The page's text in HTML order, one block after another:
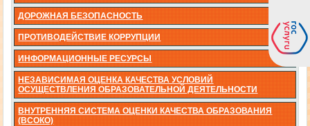
ДОРОЖНАЯ БЕЗОПАСНОСТЬ
ПРОТИВОДЕЙСТВИЕ КОРРУПЦИИ
ИНФОРМАЦИОННЫЕ РЕСУРСЫ
НЕЗАВИСИМАЯ ОЦЕНКА КАЧЕСТВА УСЛОВИЙ
ОСУЩЕСТВЛЕНИЯ ОБРАЗОВАТЕЛЬНОЙ ДЕЯТЕЛЬНОСТИ
ВНУТРЕННЯЯ СИСТЕМА ОЦЕНКИ КАЧЕСТВА ОБРАЗОВАНИЯ
(ВСОКО)